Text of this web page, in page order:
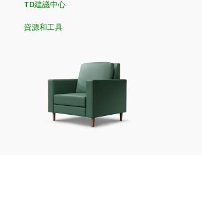
TD建議中心
資源和工具